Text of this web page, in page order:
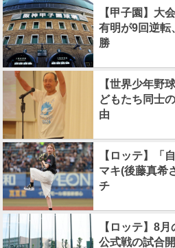
【甲子園】大
有明が9回逆転
勝
【世界少年野
どもたち同士
由
【ロッテ】「
マキ(後藤真希
チ
【ロッテ】8
公式戦の試合